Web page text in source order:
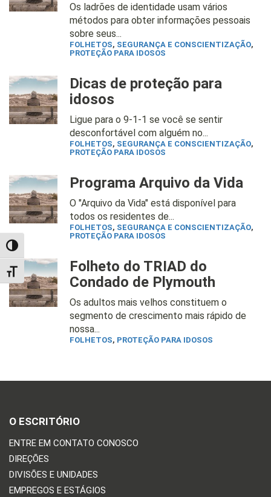
TOGGLE HIGH CONTRAST
TOGGLE FONT SIZE
Os ladrões de identidade usam vários
métodos para obter informações pessoais
sobre seus...
FOLHETOS, SEGURANÇA E CONSCIENTIZAÇÃO,
PROTEÇÃO PARA IDOSOS
Dicas de proteção para
idosos
Ligue para o 9-1-1 se você se sentir
desconfortável com alguém no...
FOLHETOS, SEGURANÇA E CONSCIENTIZAÇÃO,
PROTEÇÃO PARA IDOSOS
Programa Arquivo da Vida
O "Arquivo da Vida" está disponível para
todos os residentes de...
FOLHETOS, SEGURANÇA E CONSCIENTIZAÇÃO,
PROTEÇÃO PARA IDOSOS
Folheto do TRIAD do
Condado de Plymouth
Os adultos mais velhos constituem o
segmento de crescimento mais rápido de
nossa...
FOLHETOS, PROTEÇÃO PARA IDOSOS
O ESCRITÓRIO
ENTRE EM CONTATO CONOSCO
DIREÇÕES
DIVISÕES E UNIDADES
EMPREGOS E ESTÁGIOS